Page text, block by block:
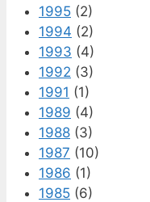
1995 (2)
1994 (2)
1993 (4)
1992 (3)
1991 (1)
1989 (4)
1988 (3)
1987 (10)
1986 (1)
1985 (6)